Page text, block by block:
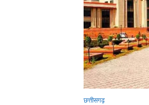
छत्तीसगढ़